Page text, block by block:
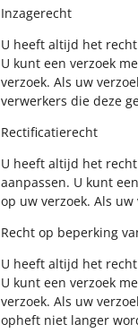
Inzagerecht
U heeft altijd het
U kunt een verzoek
verzoek. Als uw
verwerkers die deze
Rectificatierecht
U heeft altijd het
aanpassen. U kunt
op uw verzoek. Als
Recht op beperking
U heeft altijd het
U kunt een verzoek
verzoek. Als uw
opheft niet langer